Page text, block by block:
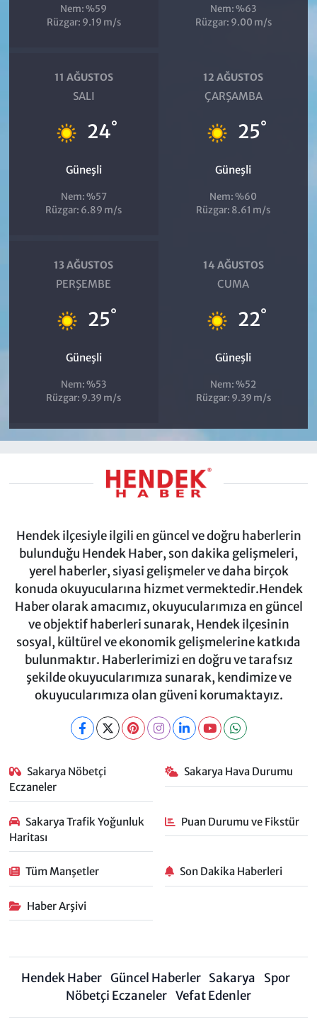
Nem: %59
Rüzgar: 9.19 m/s
Nem: %63
Rüzgar: 9.00 m/s
11 AĞUSTOS
SALI
24°
Güneşli
Nem: %57
Rüzgar: 6.89 m/s
12 AĞUSTOS
ÇARŞAMBA
25°
Güneşli
Nem: %60
Rüzgar: 8.61 m/s
13 AĞUSTOS
PERŞEMBE
25°
Güneşli
Nem: %53
Rüzgar: 9.39 m/s
14 AĞUSTOS
CUMA
22°
Güneşli
Nem: %52
Rüzgar: 9.39 m/s
Hendek ilçesiyle ilgili en güncel ve doğru haberlerin
bulunduğu Hendek Haber, son dakika gelişmeleri,
yerel haberler, siyasi gelişmeler ve daha birçok
konuda okuyucularına hizmet vermektedir.Hendek
Haber olarak amacımız, okuyucularımıza en güncel
ve objektif haberleri sunarak, Hendek ilçesinin
sosyal, kültürel ve ekonomik gelişmelerine katkıda
bulunmaktır. Haberlerimizi en doğru ve tarafsız
şekilde okuyucularımıza sunarak, kendimize ve
okuyucularımıza olan güveni korumaktayız.
Sakarya Nöbetçi
Eczaneler
Sakarya Hava Durumu
Sakarya Trafik Yoğunluk
Haritası
Puan Durumu ve Fikstür
Tüm Manşetler Son Dakika Haberleri
Haber Arşivi
Hendek Haber Güncel Haberler Sakarya
Spor
Nöbetçi Eczaneler Vefat Edenler